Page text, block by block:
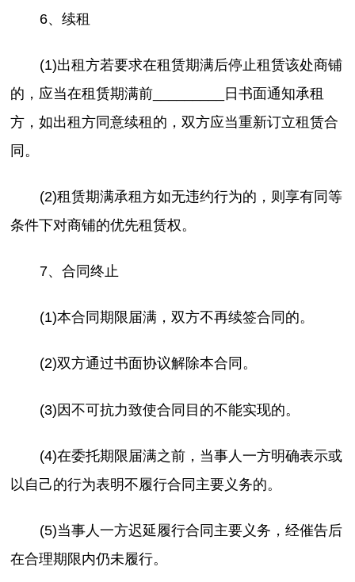
6、续租
(1)出租方若要求在租赁期满后停止租赁该处商铺
的，应当在租赁期满前_________日书面通知承租
方，如出租方同意续租的，双方应当重新订立租赁合
同。
(2)租赁期满承租方如无违约行为的，则享有同等
条件下对商铺的优先租赁权。
7、合同终止
(1)本合同期限届满，双方不再续签合同的。
(2)双方通过书面协议解除本合同。
(3)因不可抗力致使合同目的不能实现的。
(4)在委托期限届满之前，当事人一方明确表示或
以自己的行为表明不履行合同主要义务的。
(5)当事人一方迟延履行合同主要义务，经催告后
在合理期限内仍未履行。